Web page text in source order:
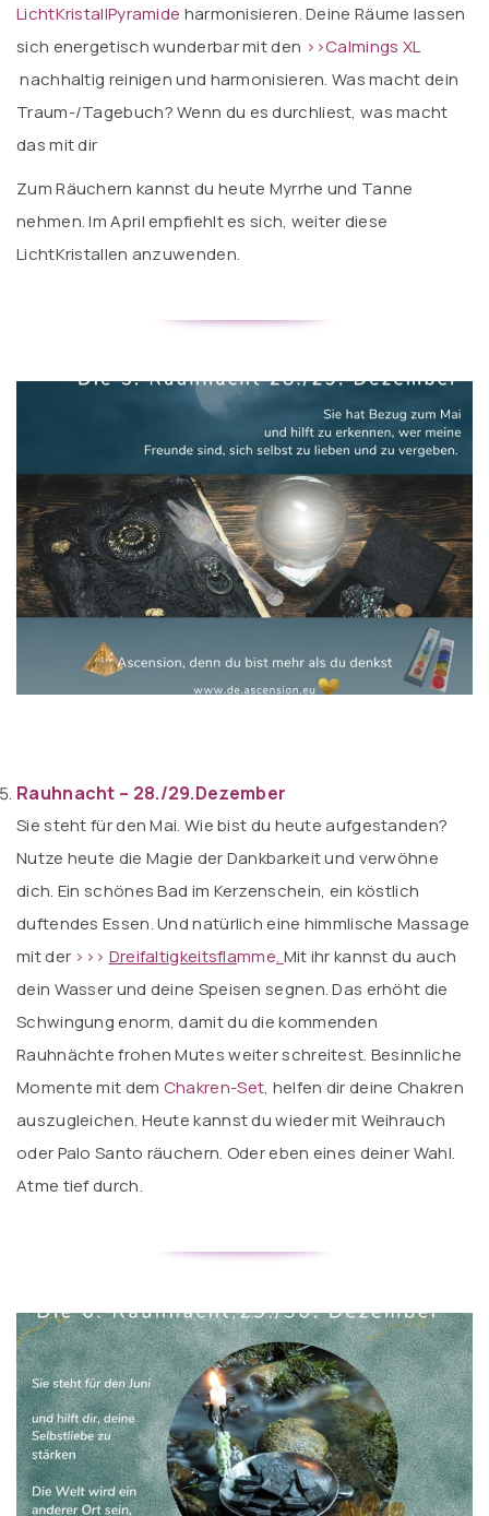
LichtKristallPyramide harmonisieren. Deine Räume lassen
sich energetisch wunderbar mit den >>Calmings XL
nachhaltig reinigen und harmonisieren. Was macht dein
Traum-/Tagebuch? Wenn du es durchliest, was macht
das mit dir
Zum Räuchern kannst du heute Myrrhe und Tanne
nehmen. Im April empfiehlt es sich, weiter diese
LichtKristallen anzuwenden.
Rauhnacht – 28./29.Dezember
Sie steht für den Mai. Wie bist du heute aufgestanden?
Nutze heute die Magie der Dankbarkeit und verwöhne
dich. Ein schönes Bad im Kerzenschein, ein köstlich
duftendes Essen. Und natürlich eine himmlische Massage
mit der >>> Dreifaltigkeitsflamme. Mit ihr kannst du auch
dein Wasser und deine Speisen segnen. Das erhöht die
Schwingung enorm, damit du die kommenden
Rauhnächte frohen Mutes weiter schreitest. Besinnliche
Momente mit dem Chakren-Set, helfen dir deine Chakren
auszugleichen. Heute kannst du wieder mit Weihrauch
oder Palo Santo räuchern. Oder eben eines deiner Wahl.
Atme tief durch.